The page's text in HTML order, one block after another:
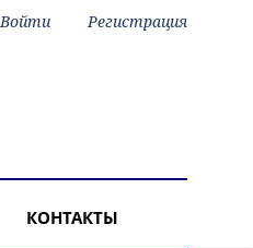
Войти Регистрация
КОНТАКТЫ